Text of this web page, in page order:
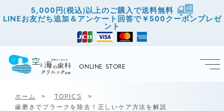
5,000円(税込)以上のご購入で送料無料
LINEお友だち追加＆アンケート回答で￥500クーポンプレゼ
ント
ONLINE STORE
ホーム
TOPICS
歯磨きでプラークを除去！正しいケア方法を解説